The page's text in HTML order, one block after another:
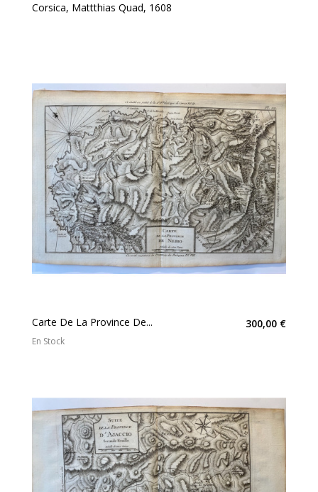
Corsica, Mattthias Quad, 1608
Carte De La Province De... 300,00 €
En Stock